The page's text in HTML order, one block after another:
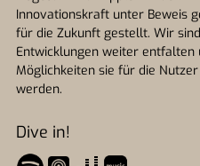
Innovationskraft unter Beweis
für die Zukunft gestellt. Wir
Entwicklungen weiter entfalten
Möglichkeiten sie für die
werden.
Dive in!